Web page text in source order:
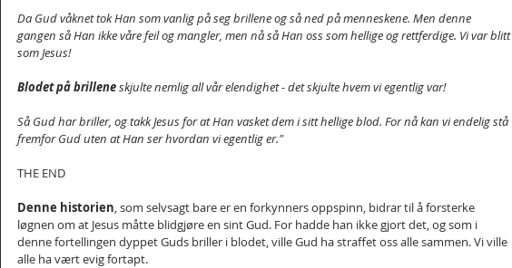
Da Gud våknet tok Han som vanlig på seg brillene og så ned på menneskene. Men denne
gangen så Han ikke våre feil og mangler, men nå så Han oss som hellige og rettferdige. Vi var blitt
som Jesus!
Blodet på brillene skjulte nemlig all vår elendighet - det skjulte hvem vi egentlig var!
Så Gud har briller, og takk Jesus for at Han vasket dem i sitt hellige blod. For nå kan vi endelig stå
fremfor Gud uten at Han ser hvordan vi egentlig er."
THE END
Denne historien, som selvsagt bare er en forkynners oppspinn, bidrar til å forsterke
løgnen om at Jesus måtte blidgjøre en sint Gud. For hadde han ikke gjort det, og som i
denne fortellingen dyppet Guds briller i blodet, ville Gud ha straffet oss alle sammen. Vi ville
alle ha vært evig fortapt.